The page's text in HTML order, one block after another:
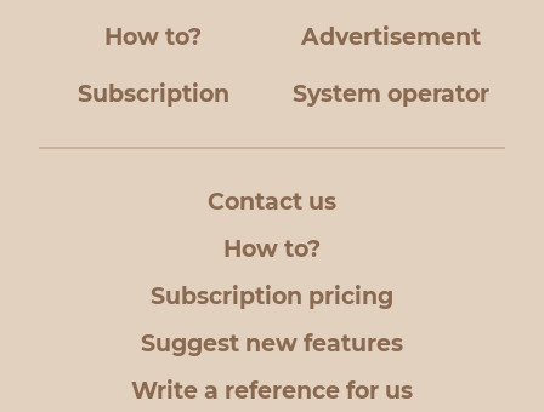
How to? Advertisement
Subscription System operator
Contact us
How to?
Subscription pricing
Suggest new features
Write a reference for us